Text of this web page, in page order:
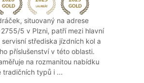
situovaný na adrese
5 v Plzni, patří mezi hlavní
střediska jízdních kol a
příslušenství v této oblasti.
na rozmanitou nabídku
tradičních typů i ...